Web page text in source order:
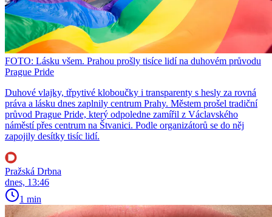
FOTO: Lásku všem. Prahou prošly tisíce lidí na duhovém průvodu
Prague Pride
Duhové vlajky, třpytivé kloboučky i transparenty s hesly za rovná
práva a lásku dnes zaplnily centrum Prahy. Městem prošel tradiční
průvod Prague Pride, který odpoledne zamířil z Václavského
náměstí přes centrum na Štvanici. Podle organizátorů se do něj
zapojily desítky tisíc lidí.
Pražská Drbna
dnes, 13:46
1 min